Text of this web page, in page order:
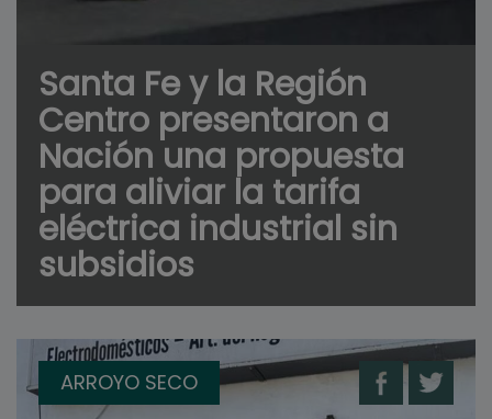
Santa Fe y la Región
Centro presentaron a
Nación una propuesta
para aliviar la tarifa
eléctrica industrial sin
subsidios
ARROYO SECO